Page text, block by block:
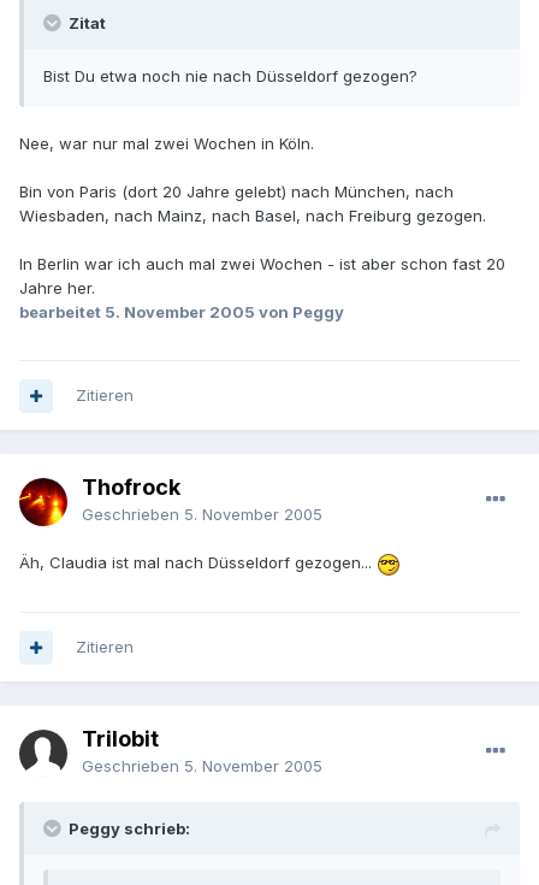
Zitat
Bist Du etwa noch nie nach Düsseldorf gezogen?
Nee, war nur mal zwei Wochen in Köln.
Bin von Paris (dort 20 Jahre gelebt) nach München, nach
Wiesbaden, nach Mainz, nach Basel, nach Freiburg gezogen.
In Berlin war ich auch mal zwei Wochen - ist aber schon fast 20
Jahre her.
bearbeitet 5. November 2005 von Peggy
Zitieren
Thofrock
Geschrieben 5. November 2005
Äh, Claudia ist mal nach Düsseldorf gezogen...
Zitieren
Trilobit
Geschrieben 5. November 2005
Peggy schrieb: